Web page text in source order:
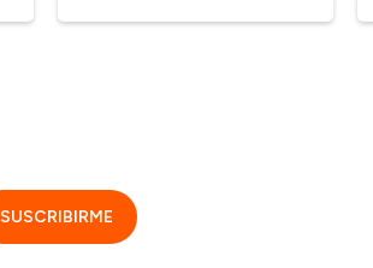
SUSCRIBIRME